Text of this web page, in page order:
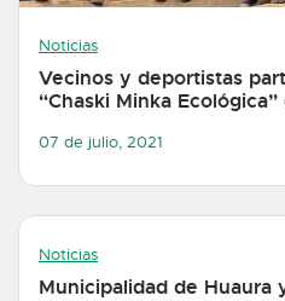
Noticias
Vecinos y deportistas
“Chaski Minka
07 de julio, 2021
Noticias
Municipalidad de Huaura